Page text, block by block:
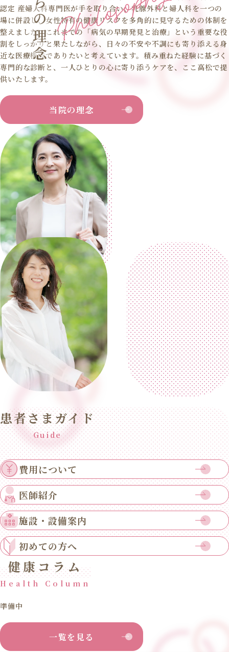
認定 産婦人科専門医が手を取り合い、乳腺外科と婦人科を一つの
場に併設し、女性特有の健康リスクを多角的に見守るための体制を
整えました。これまでの「病気の早期発見と治療」という重要な役
割をしっかりと果たしながら、日々の不安や不調にも寄り添える身
近な医療機関でありたいと考えています。積み重ねた経験に基づく
専門的な診断と、一人ひとりの心に寄り添うケアを、ここ高松で提
供いたします。
当院の理念
患者さまガイド
Guide
費用について
医師紹介
施設・設備案内
初めての方へ
健康コラム
Health Column
準備中
一覧を見る